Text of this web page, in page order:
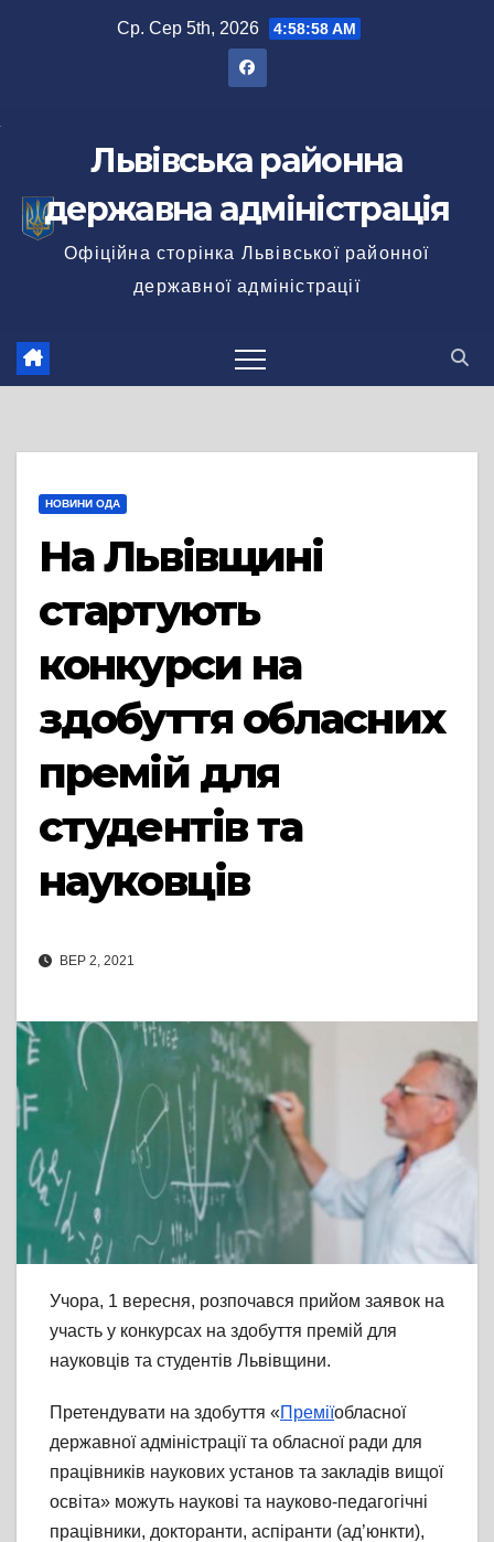
Ср. Сер 5th, 2026 4:58:59 AM
Львівська районна
державна адміністрація
Офіційна сторінка Львівської районної
державної адміністрації
НОВИНИ ОДА
На Львівщині
стартують
конкурси на
здобуття обласних
премій для
студентів та
науковців
ВЕР 2, 2021
Учора, 1 вересня, розпочався прийом заявок на
участь у конкурсах на здобуття премій для
науковців та студентів Львівщини.
Претендувати на здобуття «Преміїобласної
державної адміністрації та обласної ради для
працівників наукових установ та закладів вищої
освіта» можуть наукові та науково-педагогічні
працівники, докторанти, аспіранти (ад’юнкти),